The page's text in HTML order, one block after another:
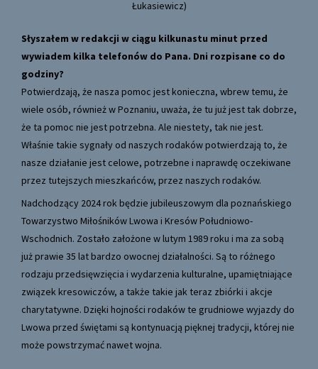
Łukasiewicz)
Słyszałem w redakcji w ciągu kilkunastu minut przed
wywiadem kilka telefonów do Pana. Dni rozpisane co do
godziny?
Potwierdzają, że nasza pomoc jest konieczna, wbrew temu, że
wiele osób, również w Poznaniu, uważa, że tu już jest tak dobrze,
że ta pomoc nie jest potrzebna. Ale niestety, tak nie jest.
Właśnie takie sygnały od naszych rodaków potwierdzają to, że
nasze działanie jest celowe, potrzebne i naprawdę oczekiwane
przez tutejszych mieszkańców, przez naszych rodaków.
Nadchodzący 2024 rok będzie jubileuszowym dla poznańskiego
Towarzystwo Miłośników Lwowa i Kresów Południowo-
Wschodnich. Zostało założone w lutym 1989 roku i ma za sobą
już prawie 35 lat bardzo owocnej działalności. Są to różnego
rodzaju przedsięwzięcia i wydarzenia kulturalne, upamiętniające
związek kresowiczów, a także takie jak teraz zbiórki i akcje
charytatywne. Dzięki hojności rodaków te grudniowe wyjazdy do
Lwowa przed świętami są kontynuacją pięknej tradycji, której nie
może powstrzymać nawet wojna.